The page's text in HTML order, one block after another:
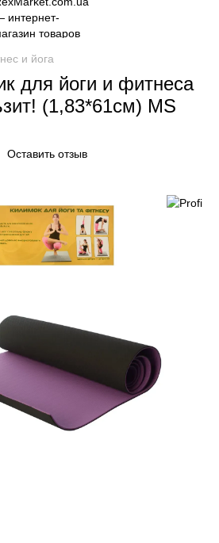
и йога
для йоги и фитнеса
(1,83*61см) MS
Оставить отзыв